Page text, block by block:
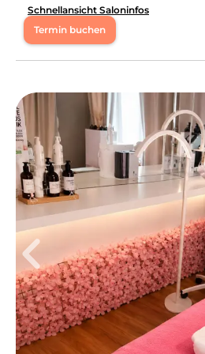
Schnellansicht Saloninfos
Termin buchen
Mo 10:00 - 20:00
Di 10:00 - 20:00
Mi 10:00 - 20:00
Do 10:00 - 20:00
Fr 10:00 - 20:00
Sa 10:00 - 16:00
LuxBeauty & Hair im Herzen
exklusive Kosmetik mit
geführt von einem eingespielten
das seine Leidenschaft für